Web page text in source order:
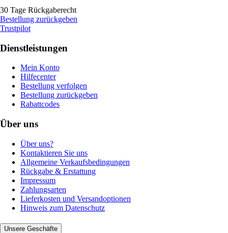
30 Tage Rückgaberecht
Bestellung zurückgeben
Trustpilot
Dienstleistungen
Mein Konto
Hilfecenter
Bestellung verfolgen
Bestellung zurückgeben
Rabattcodes
Über uns
Über uns?
Kontaktieren Sie uns
Allgemeine Verkaufsbedingungen
Rückgabe & Erstattung
Impressum
Zahlungsarten
Lieferkosten und Versandoptionen
Hinweis zum Datenschutz
Unsere Geschäfte